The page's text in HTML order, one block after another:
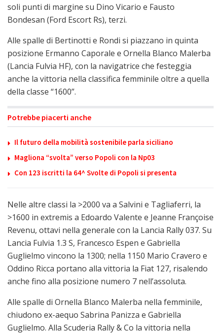
soli punti di margine su Dino Vicario e Fausto
Bondesan (Ford Escort Rs), terzi.
Alle spalle di Bertinotti e Rondi si piazzano in quinta
posizione Ermanno Caporale e Ornella Blanco Malerba
(Lancia Fulvia HF), con la navigatrice che festeggia
anche la vittoria nella classifica femminile oltre a quella
della classe “1600”.
Potrebbe piacerti anche
Il futuro della mobilità sostenibile parla siciliano
Magliona “svolta” verso Popoli con la Np03
Con 123 iscritti la 64^ Svolte di Popoli si presenta
Nelle altre classi la >2000 va a Salvini e Tagliaferri, la
>1600 in extremis a Edoardo Valente e Jeanne Françoise
Revenu, ottavi nella generale con la Lancia Rally 037. Su
Lancia Fulvia 1.3 S, Francesco Espen e Gabriella
Guglielmo vincono la 1300; nella 1150 Mario Cravero e
Oddino Ricca portano alla vittoria la Fiat 127, risalendo
anche fino alla posizione numero 7 nell’assoluta.
Alle spalle di Ornella Blanco Malerba nella femminile,
chiudono ex-aequo Sabrina Panizza e Gabriella
Guglielmo. Alla Scuderia Rally & Co la vittoria nella